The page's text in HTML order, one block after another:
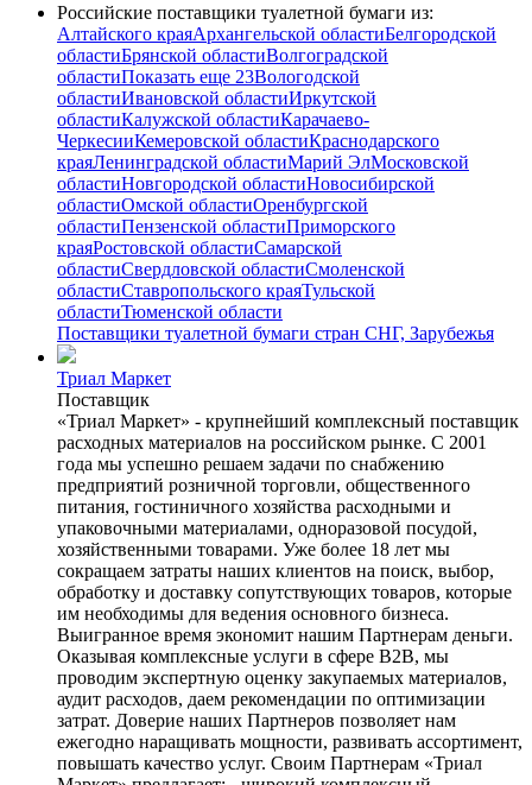
Российские поставщики туалетной бумаги из:
Алтайского краяАрхангельской областиБелгородской
областиБрянской областиВолгоградской
областиПоказать еще 23Вологодской
областиИвановской областиИркутской
областиКалужской областиКарачаево-
ЧеркесииКемеровской областиКраснодарского
краяЛенинградской областиМарий ЭлМосковской
областиНовгородской областиНовосибирской
областиОмской областиОренбургской
областиПензенской областиПриморского
краяРостовской областиСамарской
областиСвердловской областиСмоленской
областиСтавропольского краяТульской
областиТюменской области
Поставщики туалетной бумаги стран СНГ, Зарубежья
Триал Маркет
Поставщик
«Триал Маркет» - крупнейший комплексный поставщик
расходных материалов на российском рынке. С 2001
года мы успешно решаем задачи по снабжению
предприятий розничной торговли, общественного
питания, гостиничного хозяйства расходными и
упаковочными материалами, одноразовой посудой,
хозяйственными товарами. Уже более 18 лет мы
сокращаем затраты наших клиентов на поиск, выбор,
обработку и доставку сопутствующих товаров, которые
им необходимы для ведения основного бизнеса.
Выигранное время экономит нашим Партнерам деньги.
Оказывая комплексные услуги в сфере B2B, мы
проводим экспертную оценку закупаемых материалов,
аудит расходов, даем рекомендации по оптимизации
затрат. Доверие наших Партнеров позволяет нам
ежегодно наращивать мощности, развивать ассортимент,
повышать качество услуг. Своим Партнерам «Триал